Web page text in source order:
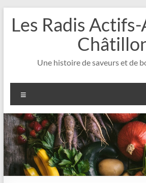
contenu
Les Radis
Une histoire de saveurs et de